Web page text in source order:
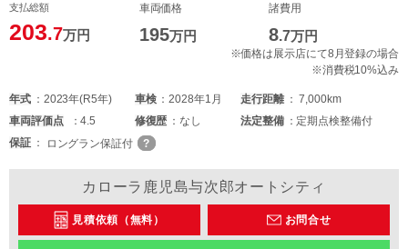
支払総額
203.7万円
車両価格
195万円
諸費用
8.7万円
※価格は展示店にて8月登録の場合
※消費税10%込み
年式 2023年(R5年) 車検 2028年1月 走行距離
7,000km
車両評価点 4.5 修復歴 なし 法定整備
定期点検整備付
保証
ロングラン保証付
カローラ鹿児島与次郎オートシティ
見積依頼（無料） お問合せ